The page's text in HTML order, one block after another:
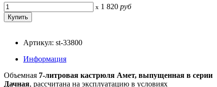
x 1 820 руб
Артикул: st-33800
Информация
Объемная 7-литровая кастрюля Амет, выпущенная в серии
Дачная, рассчитана на эксплуатацию в условиях